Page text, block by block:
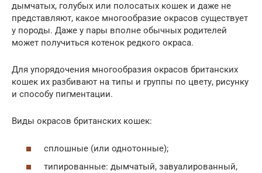
дымчатых, голубых или полосатых кошек и даже не
представляют, какое многообразие окрасов существует
у породы. Даже у пары вполне обычных родителей
может получиться котенок редкого окраса.
Для упорядочения многообразия окрасов британских
кошек их разбивают на типы и группы по цвету, рисунку
и способу пигментации.
Виды окрасов британских кошек:
сплошные (или однотонные);
типированные: дымчатый, завуалированный,